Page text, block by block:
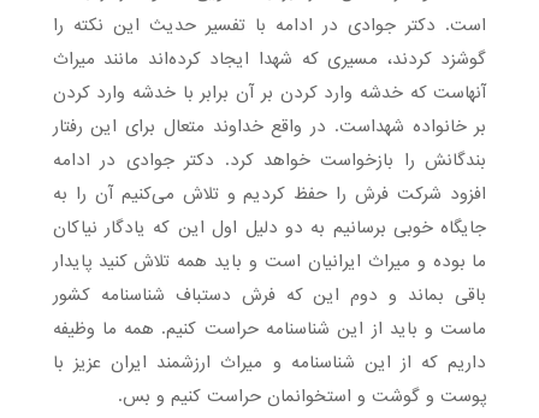
است. دکتر جوادی در ادامه با تفسیر حدیث این نکته را
گوشزد کردند، مسیری که شهدا ایجاد کرده‌اند مانند میراث
آنهاست که خدشه وارد کردن بر آن برابر با خدشه وارد کردن
بر خانواده شهداست. در واقع خداوند متعال برای این رفتار
بندگانش را بازخواست خواهد کرد. دکتر جوادی در ادامه
افزود شرکت فرش را حفظ کردیم و تلاش می‌کنیم آن را به
جایگاه خوبی برسانیم به دو دلیل اول این که یادگار نیاکان
ما بوده و میراث ایرانیان است و باید همه تلاش کنید پایدار
باقی بماند و دوم این که فرش دستباف شناسنامه کشور
ماست و باید از این شناسنامه حراست کنیم. همه ما وظیفه
داریم که از این شناسنامه و میراث ارزشمند ایران عزیز با
پوست و گوشت و استخوانمان حراست کنیم و بس.